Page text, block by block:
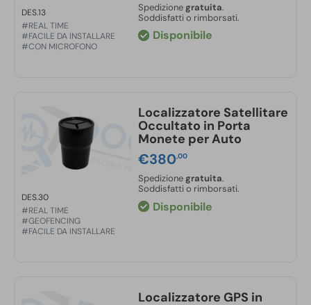
DES.13
#REAL TIME
#FACILE DA INSTALLARE
#CON MICROFONO
Spedizione gratuita.
Soddisfatti o rimborsati.
Disponibile
DES.30
#REAL TIME
#GEOFENCING
#FACILE DA INSTALLARE
Localizzatore Satellitare
Occultato in Porta
Monete per Auto
€380,00
Spedizionegratuita.
Soddisfatti o rimborsati.
Disponibile
Localizzatore GPS in